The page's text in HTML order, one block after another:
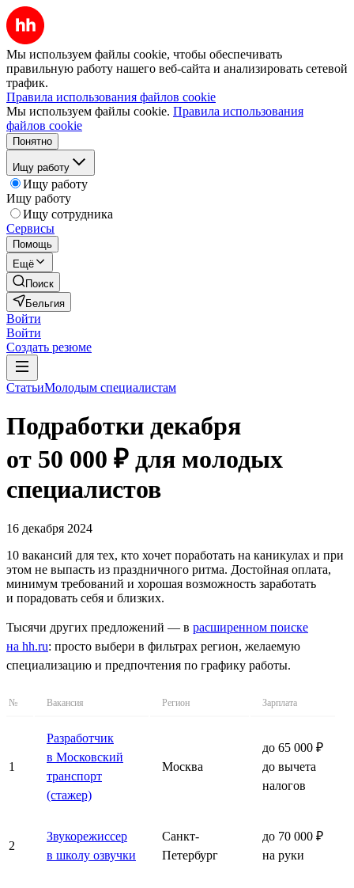
Мы используем файлы cookie, чтобы обеспечивать
правильную работу нашего веб-сайта и анализировать сетевой
трафик.
Правила использования файлов cookie
Мы используем файлы cookie. Правила использования
файлов cookie
Понятно
Ищу работу
Ищу работу
Ищу работу
Ищу сотрудника
Сервисы
Помощь
Ещё
Поиск
Бельгия
Войти
Войти
Создать резюме
СтатьиМолодым специалистам
Подработки декабря
от 50 000 ₽ для молодых
специалистов
16 декабря 2024
10 вакансий для тех, кто хочет поработать на каникулах и при
этом не выпасть из праздничного ритма. Достойная оплата,
минимум требований и хорошая возможность заработать
и порадовать себя и близких.
Тысячи других предложений — в расширенном поиске
на hh.ru: просто выбери в фильтрах регион, желаемую
специализацию и предпочтения по графику работы.
№ Вакансия Регион Зарплата
1
Разработчик
в Московский
транспорт
(стажер)
Москва
до 65 000 ₽
до вычета
налогов
2
Звукорежиссер
в школу озвучки
Санкт-
Петербург
до 70 000 ₽
на руки